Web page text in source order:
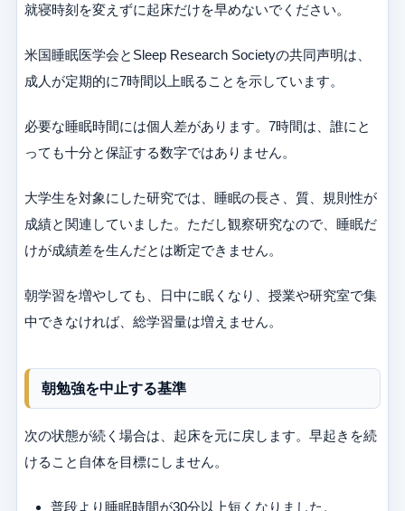
就寝時刻を変えずに起床だけを早めないでください。
米国睡眠医学会とSleep Research Societyの共同声明は、
成人が定期的に7時間以上眠ることを示しています。
必要な睡眠時間には個人差があります。7時間は、誰にと
っても十分と保証する数字ではありません。
大学生を対象にした研究では、睡眠の長さ、質、規則性が
成績と関連していました。ただし観察研究なので、睡眠だ
けが成績差を生んだとは断定できません。
朝学習を増やしても、日中に眠くなり、授業や研究室で集
中できなければ、総学習量は増えません。
朝勉強を中止する基準
次の状態が続く場合は、起床を元に戻します。早起きを続
けること自体を目標にしません。
普段より睡眠時間が30分以上短くなりました。